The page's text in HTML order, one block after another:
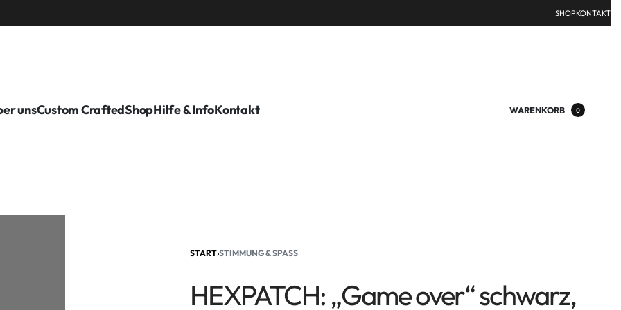
SHOPKONTAKT
unsCustom CraftedShopHilfe & InfoKontakt WARENKORB 0
START›STIMMUNG & SPASS
HEXPATCH: „Game over“ schwarz,